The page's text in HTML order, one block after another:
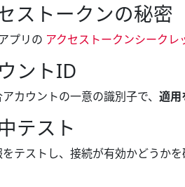
ストークンの秘密
プリの アクセストークンシークレ
ントID
カウントの一意の識別子で、 適用
テスト
テストし、接続が有効かどうか